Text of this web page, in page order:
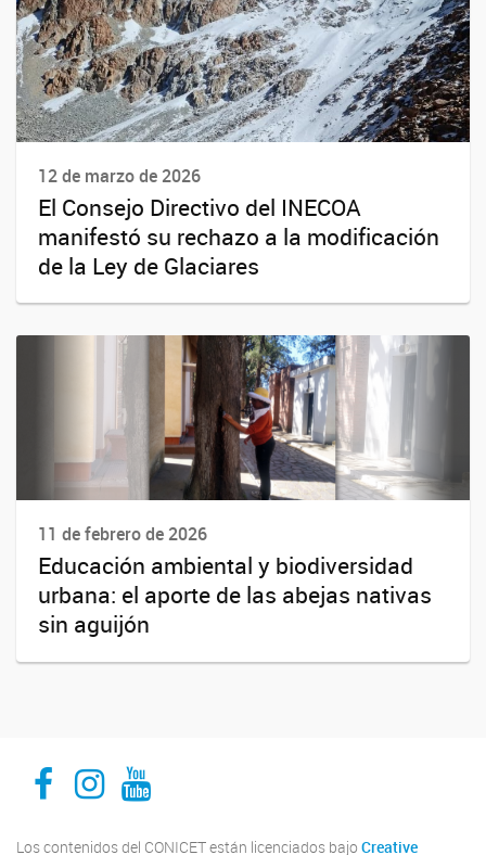
12 de marzo de 2026
El Consejo Directivo del INECOA
manifestó su rechazo a la modificación
de la Ley de Glaciares
11 de febrero de 2026
Educación ambiental y biodiversidad
urbana: el aporte de las abejas nativas
sin aguijón
INECOA CONICET UNJuINECOA CONICET UNJuINECOA CONICET UNJu
Los contenidos del CONICET están licenciados bajo Creative